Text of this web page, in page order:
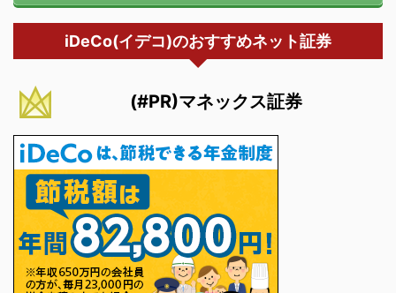
iDeCo(イデコ)のおすすめネット証券
(#PR)マネックス証券